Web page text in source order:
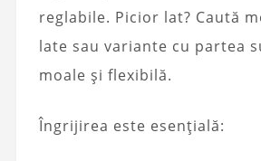
reglabile. Picior lat? Caută
late sau variante cu partea
moale și flexibilă.
Îngrijirea este esențială: